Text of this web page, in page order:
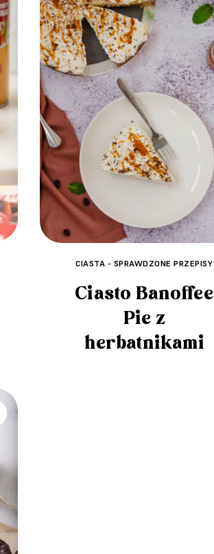
CIASTA - SPRAWDZONE PRZEPISY
Ciasto Banoffee
Pie z
herbatnikami